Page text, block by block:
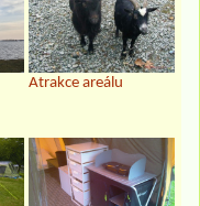
Atrakce areálu